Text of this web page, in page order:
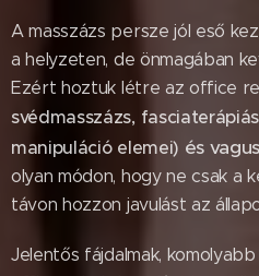
A masszázs persze jól eső
a helyzeten, de önmagában
Ezért hoztuk létre az office
svédmasszázs,
manipuláció elemei) és
olyan módon, hogy ne csak a
távon hozzon javulást az
Jelentős fájdalmak,